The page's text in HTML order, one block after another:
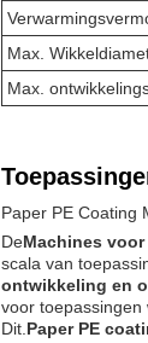
Max.
Max.
Paper PE Coating
DeMachines
scala van
ontwikkeling en
voor toepassingen
Dit. Paper PE